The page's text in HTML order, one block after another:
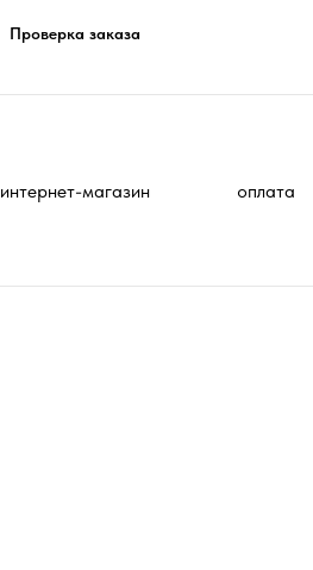
интернет-магазин оплата
Проверка заказа